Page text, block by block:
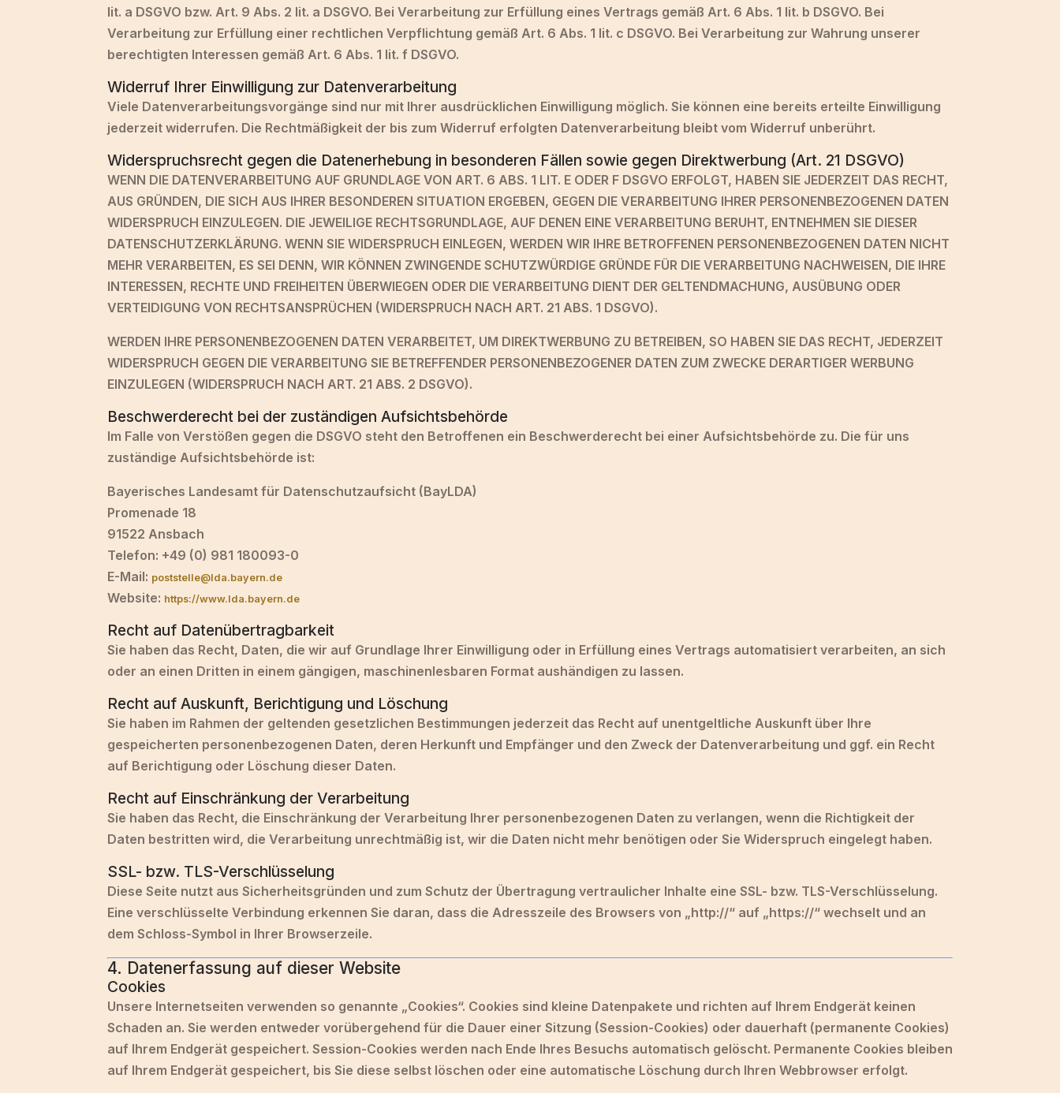
lit. a DSGVO bzw. Art. 9 Abs. 2 lit. a DSGVO. Bei Verarbeitung zur Erfüllung eines Vertrags gemäß Art. 6 Abs. 1 lit. b DSGVO. Bei
Verarbeitung zur Erfüllung einer rechtlichen Verpflichtung gemäß Art. 6 Abs. 1 lit. c DSGVO. Bei Verarbeitung zur Wahrung unserer
berechtigten Interessen gemäß Art. 6 Abs. 1 lit. f DSGVO.
Widerruf Ihrer Einwilligung zur Datenverarbeitung
Viele Datenverarbeitungsvorgänge sind nur mit Ihrer ausdrücklichen Einwilligung möglich. Sie können eine bereits erteilte Einwilligung
jederzeit widerrufen. Die Rechtmäßigkeit der bis zum Widerruf erfolgten Datenverarbeitung bleibt vom Widerruf unberührt.
Widerspruchsrecht gegen die Datenerhebung in besonderen Fällen sowie gegen Direktwerbung (Art. 21 DSGVO)
WENN DIE DATENVERARBEITUNG AUF GRUNDLAGE VON ART. 6 ABS. 1 LIT. E ODER F DSGVO ERFOLGT, HABEN SIE JEDERZEIT DAS RECHT,
AUS GRÜNDEN, DIE SICH AUS IHRER BESONDEREN SITUATION ERGEBEN, GEGEN DIE VERARBEITUNG IHRER PERSONENBEZOGENEN DATEN
WIDERSPRUCH EINZULEGEN. DIE JEWEILIGE RECHTSGRUNDLAGE, AUF DENEN EINE VERARBEITUNG BERUHT, ENTNEHMEN SIE DIESER
DATENSCHUTZERKLÄRUNG. WENN SIE WIDERSPRUCH EINLEGEN, WERDEN WIR IHRE BETROFFENEN PERSONENBEZOGENEN DATEN NICHT
MEHR VERARBEITEN, ES SEI DENN, WIR KÖNNEN ZWINGENDE SCHUTZWÜRDIGE GRÜNDE FÜR DIE VERARBEITUNG NACHWEISEN, DIE IHRE
INTERESSEN, RECHTE UND FREIHEITEN ÜBERWIEGEN ODER DIE VERARBEITUNG DIENT DER GELTENDMACHUNG, AUSÜBUNG ODER
VERTEIDIGUNG VON RECHTSANSPRÜCHEN (WIDERSPRUCH NACH ART. 21 ABS. 1 DSGVO).
WERDEN IHRE PERSONENBEZOGENEN DATEN VERARBEITET, UM DIREKTWERBUNG ZU BETREIBEN, SO HABEN SIE DAS RECHT, JEDERZEIT
WIDERSPRUCH GEGEN DIE VERARBEITUNG SIE BETREFFENDER PERSONENBEZOGENER DATEN ZUM ZWECKE DERARTIGER WERBUNG
EINZULEGEN (WIDERSPRUCH NACH ART. 21 ABS. 2 DSGVO).
Beschwerderecht bei der zuständigen Aufsichtsbehörde
Im Falle von Verstößen gegen die DSGVO steht den Betroffenen ein Beschwerderecht bei einer Aufsichtsbehörde zu. Die für uns
zuständige Aufsichtsbehörde ist:
Bayerisches Landesamt für Datenschutzaufsicht (BayLDA)
Promenade 18
91522 Ansbach
Telefon: +49 (0) 981 180093-0
E-Mail: poststelle@lda.bayern.de
Website: https://www.lda.bayern.de
Recht auf Datenübertragbarkeit
Sie haben das Recht, Daten, die wir auf Grundlage Ihrer Einwilligung oder in Erfüllung eines Vertrags automatisiert verarbeiten, an sich
oder an einen Dritten in einem gängigen, maschinenlesbaren Format aushändigen zu lassen.
Recht auf Auskunft, Berichtigung und Löschung
Sie haben im Rahmen der geltenden gesetzlichen Bestimmungen jederzeit das Recht auf unentgeltliche Auskunft über Ihre
gespeicherten personenbezogenen Daten, deren Herkunft und Empfänger und den Zweck der Datenverarbeitung und ggf. ein Recht
auf Berichtigung oder Löschung dieser Daten.
Recht auf Einschränkung der Verarbeitung
Sie haben das Recht, die Einschränkung der Verarbeitung Ihrer personenbezogenen Daten zu verlangen, wenn die Richtigkeit der
Daten bestritten wird, die Verarbeitung unrechtmäßig ist, wir die Daten nicht mehr benötigen oder Sie Widerspruch eingelegt haben.
SSL- bzw. TLS-Verschlüsselung
Diese Seite nutzt aus Sicherheitsgründen und zum Schutz der Übertragung vertraulicher Inhalte eine SSL- bzw. TLS-Verschlüsselung.
Eine verschlüsselte Verbindung erkennen Sie daran, dass die Adresszeile des Browsers von „http://“ auf „https://“ wechselt und an
dem Schloss-Symbol in Ihrer Browserzeile.
4. Datenerfassung auf dieser Website
Cookies
Unsere Internetseiten verwenden so genannte „Cookies“. Cookies sind kleine Datenpakete und richten auf Ihrem Endgerät keinen
Schaden an. Sie werden entweder vorübergehend für die Dauer einer Sitzung (Session-Cookies) oder dauerhaft (permanente Cookies)
auf Ihrem Endgerät gespeichert. Session-Cookies werden nach Ende Ihres Besuchs automatisch gelöscht. Permanente Cookies bleiben
auf Ihrem Endgerät gespeichert, bis Sie diese selbst löschen oder eine automatische Löschung durch Ihren Webbrowser erfolgt.